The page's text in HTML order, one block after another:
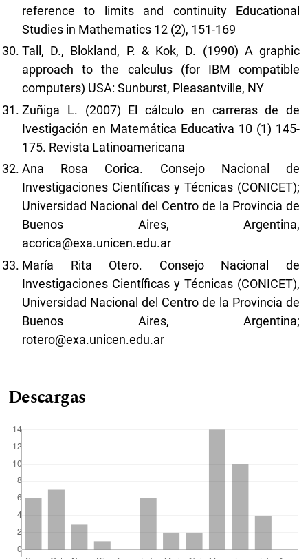
reference to limits and continuity Educational
Studies in Mathematics 12 (2), 151-169
Tall, D., Blokland, P. & Kok, D. (1990) A graphic
approach to the calculus (for IBM compatible
computers) USA: Sunburst, Pleasantville, NY
Zuñiga L. (2007) El cálculo en carreras de de
Ivestigación en Matemática Educativa 10 (1) 145-
175. Revista Latinoamericana
Ana Rosa Corica. Consejo Nacional de
Investigaciones Científicas y Técnicas (CONICET);
Universidad Nacional del Centro de la Provincia de
Buenos Aires, Argentina,
acorica@exa.unicen.edu.ar
María Rita Otero. Consejo Nacional de
Investigaciones Científicas y Técnicas (CONICET),
Universidad Nacional del Centro de la Provincia de
Buenos Aires, Argentina;
rotero@exa.unicen.edu.ar
Descargas